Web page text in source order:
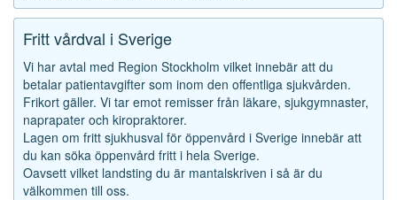
Fritt vårdval i Sverige
Vi har avtal med Region Stockholm vilket innebär att du
betalar patientavgifter som inom den offentliga sjukvården.
Frikort gäller. Vi tar emot remisser från läkare, sjukgymnaster,
naprapater och kiropraktorer.
Lagen om fritt sjukhusval för öppenvård i Sverige innebär att
du kan söka öppenvård fritt i hela Sverige.
Oavsett vilket landsting du är mantalskriven i så är du
välkommen till oss.